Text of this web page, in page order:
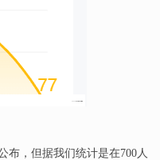
布，但据我们统计是在700人